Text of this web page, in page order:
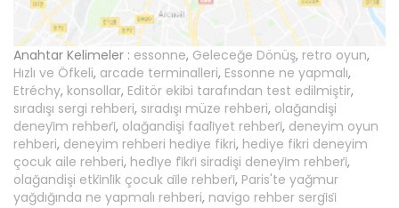
Anahtar Kelimeler : essonne, Geleceğe Dönüş, retro oyun,
Hızlı ve Öfkeli, arcade terminalleri, Essonne ne yapmalı,
Etréchy, konsollar, Editör ekibi tarafından test edilmiştir,
sıradışı sergi rehberi, sıradışı müze rehberi, olağandişi
deneyi̇m rehberi̇, olağandişi faali̇yet rehberi̇, deneyim oyun
rehberi, deneyim rehberi hediye fikri, hediye fikri deneyim
çocuk aile rehberi, hedi̇ye fi̇kri̇ siradişi deneyi̇m rehberi̇,
olağandişi etki̇nli̇k çocuk ai̇le rehberi̇, Paris'te yağmur
yağdığında ne yapmalı rehberi, navigo rehber sergi̇si̇